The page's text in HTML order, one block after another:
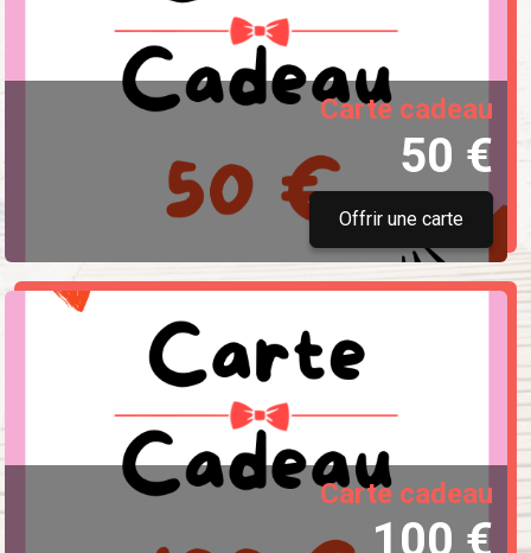
Carte cadeau
50 €
Offrir une carte
Carte cadeau
100 €